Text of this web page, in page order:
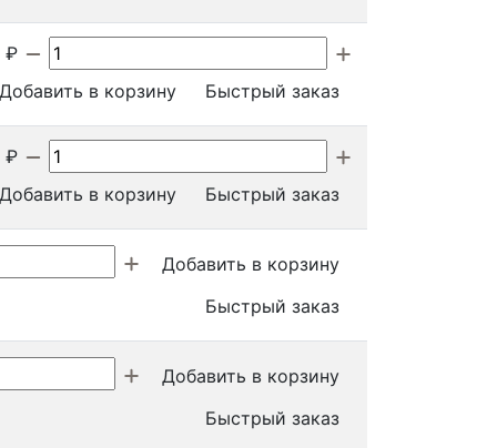
₽
Добавить в корзину
Быстрый заказ
₽
Добавить в корзину
Быстрый заказ
Добавить в корзину
Быстрый заказ
Добавить в корзину
Быстрый заказ